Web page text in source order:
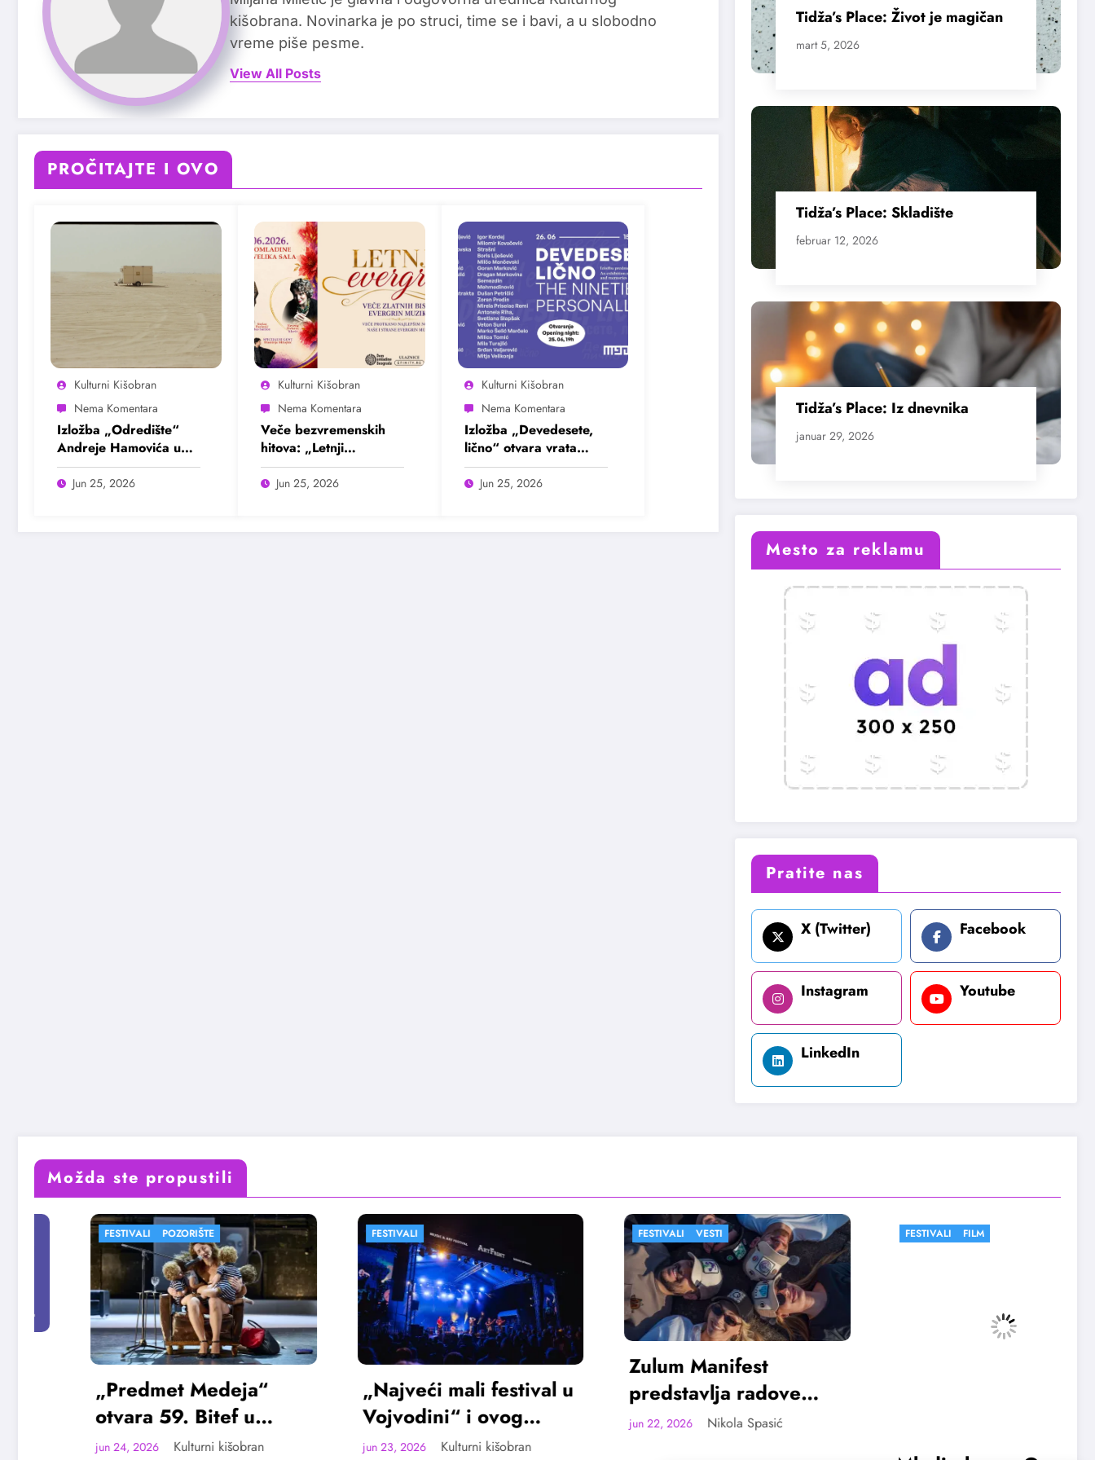
kišobrana. Novinarka je po struci, time se i bavi, a u slobodno
vreme piše pesme.
View All Posts
PROČITAJTE I OVO
Kulturni Kišobran
Izložba „Odredište“
Andreje Hamovića u
Bioskopu Balkan
Jun 25, 2026
Kulturni Kišobran
Veče bezvremenskih
hitova: „Letnji
evergrin“ u Domu
omladine Beograda
Jun 25, 2026
Kulturni Kišobran
Izložba „Devedesete,
lično“ otvara vrata
intimnim pričama jedne
burne decenije
Jun 25, 2026
Tidža’s Place: Život je magičan
mart 5, 2026
Tidža’s Place: Skladište
februar 12, 2026
Tidža’s Place: Iz dnevnika
januar 29, 2026
Mesto za reklamu
Pratite nas
X (Twitter) Facebook
Instagram Youtube
LinkedIn
Možda ste propustili
FESTIVALI POZORIŠTE
„Predmet Medeja“
otvara 59. Bitef u
septembru
jun 24, 2026 Kulturni kišobran
„Najveći mali festival u
Vojvodini“ i ovog
avgusta u Sremskoj
jun 23, 2026 Kulturni kišobran
FESTIVALI VESTI
Zulum Manifest
predstavlja radove
deset finalista u
jun 22, 2026 Nikola Spasić
FESTIVALI FILM